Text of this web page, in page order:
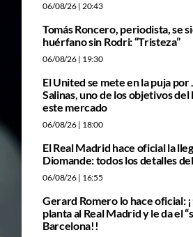
06/08/26 | 20:43
Tomás Roncero, periodista, se
huérfano sin Rodri: “Tristeza”
06/08/26 | 19:30
El United se mete en la puja por
Salinas, uno de los objetivos del
este mercado
06/08/26 | 18:00
El Real Madrid hace oficial la
Diomande: todos los detalles
06/08/26 | 16:55
Gerard Romero lo hace oficial:
planta al Real Madrid y le da el
Barcelona!!